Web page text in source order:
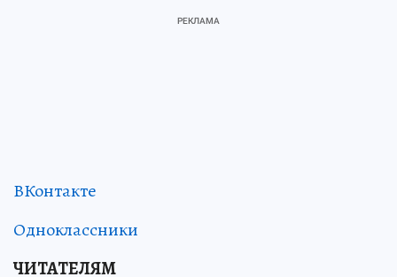
ВКонтакте
Одноклассники
ЧИТАТЕЛЯМ